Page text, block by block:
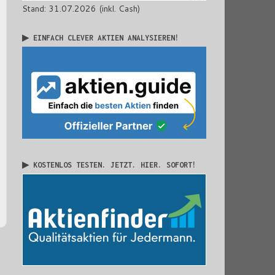
Stand: 31.07.2026 (inkl. Cash)
▶ EINFACH CLEVER AKTIEN ANALYSIEREN!
▶ KOSTENLOS TESTEN. JETZT. HIER. SOFORT!